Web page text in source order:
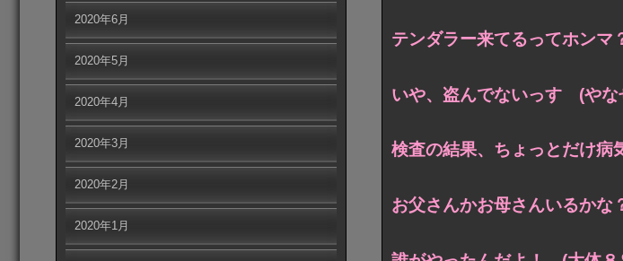
テンダラー来てるってホン
いや、盗んでないっす (やな
検査の結果、ちょっとだけ
お父さんかお母さんいるか
2020年6月
2020年5月
2020年4月
2020年3月
2020年2月
2020年1月